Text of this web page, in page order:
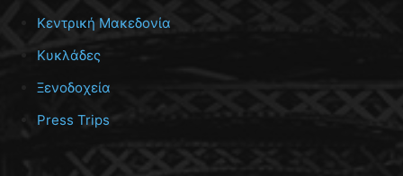
Κεντρική Μακεδονία
Κυκλάδες
Ξενοδοχεία
Press Trips